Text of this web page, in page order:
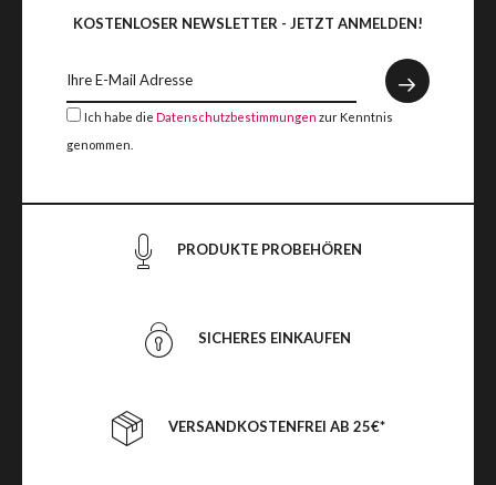
KOSTENLOSER NEWSLETTER - JETZT ANMELDEN!
Ich habe die Datenschutzbestimmungen zur Kenntnis
genommen.
PRODUKTE PROBEHÖREN
SICHERES EINKAUFEN
VERSANDKOSTENFREI AB 25€*